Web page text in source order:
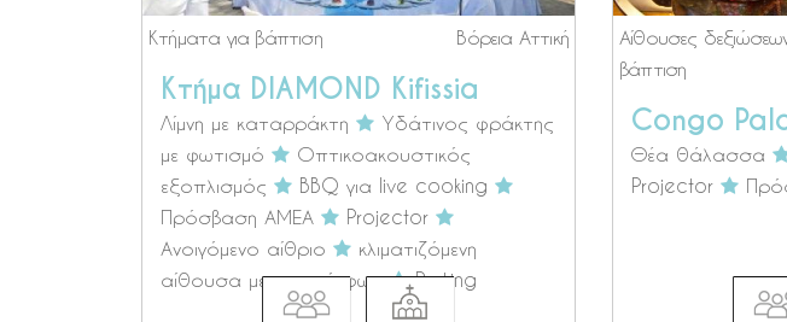
Βόρεια Αττική
Κτήματα για βάπτιση
Κτήμα DIAMOND Kifissia
Λίμνη με καταρράκτη
Υδάτινος φράκτης
με φωτισμό
Οπτικοακουστικός
εξοπλισμός
BBQ για live cooking
Πρόσβαση ΑΜΕΑ
Projector
Ανοιγόμενο αίθριο
κλιματιζόμενη
αίθουσα με φυσικό φως
Parking
Αίθουσες
βάπτιση
Congo
Θέα θάλασσα
Projector